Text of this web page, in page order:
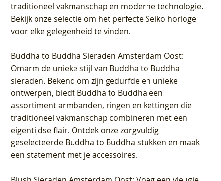
traditioneel vakmanschap en moderne technologie.
Bekijk onze selectie om het perfecte Seiko horloge
voor elke gelegenheid te vinden.
Buddha to Buddha Sieraden Amsterdam Oost:
Omarm de unieke stijl van Buddha to Buddha
sieraden. Bekend om zijn gedurfde en unieke
ontwerpen, biedt Buddha to Buddha een
assortiment armbanden, ringen en kettingen die
traditioneel vakmanschap combineren met een
eigentijdse flair. Ontdek onze zorgvuldig
geselecteerde Buddha to Buddha stukken en maak
een statement met je accessoires.